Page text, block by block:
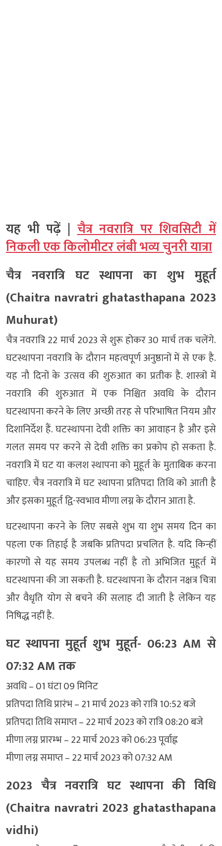
यह भी पढ़ें |चैत्र नवरात्रि पर शिवसिटी में
निकली एक किलोमीटर लंबी भव्य चुनरी यात्रा
चैत्र नवरात्रि घट स्थापना का शुभ मुहूर्त
(Chaitra navratri ghatasthapana 2023
Muhurat)
चैत्र नवरात्रि 22 मार्च 2023 से शुरू होकर 30 मार्च तक चलेंगे.
घटस्थापना नवरात्रि के दौरान महत्वपूर्ण अनुष्ठानों में से एक है.
यह नौ दिनों के उत्सव की शुरुआत का प्रतीक है. शास्त्रों में
नवरात्रि की शुरुआत में एक निश्चित अवधि के दौरान
घटस्थापना करने के लिए अच्छी तरह से परिभाषित नियम और
दिशानिर्देश हैं. घटस्थापना देवी शक्ति का आवाहन है और इसे
गलत समय पर करने से देवी शक्ति का प्रकोप हो सकता है.
नवरात्रि में घट या कलश स्थापना को मुहूर्त के मुताबिक करना
चाहिए. चैत्र नवरात्रि में घट स्थापना प्रतिपदा तिथि को आती है
और इसका मुहूर्त द्वि-स्वभाव मीणा लग्न के दौरान आता है.
घटस्थापना करने के लिए सबसे शुभ या शुभ समय दिन का
पहला एक तिहाई है जबकि प्रतिपदा प्रचलित है. यदि किन्हीं
कारणों से यह समय उपलब्ध नहीं है तो अभिजित मुहूर्त में
घटस्थापना की जा सकती है. घटस्थापना के दौरान नक्षत्र चित्रा
और वैधृति योग से बचने की सलाह दी जाती है लेकिन यह
निषिद्ध नहीं है.
घट स्थापना मुहूर्त शुभ मुहूर्त- 06:23 AM से
07:32 AM तक
अवधि – 01 घंटा 09 मिनिट
प्रतिपदा तिथि प्रारंभ – 21 मार्च 2023 को रात्रि 10:52 बजे
प्रतिपदा तिथि समाप्त – 22 मार्च 2023 को रात्रि 08:20 बजे
मीणा लग्न प्रारम्भ – 22 मार्च 2023 को 06:23 पूर्वाह्न
मीणा लग्न समाप्त – 22 मार्च 2023 को 07:32 AM
2023 चैत्र नवरात्रि घट स्थापना की विधि
(Chaitra navratri 2023 ghatasthapana
vidhi)